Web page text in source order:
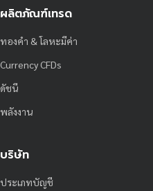
ผลิตภัณฑ์เทรด
ทองคำ & โลหะมีค่า
Currency CFDs
ดัชนี
พลังงาน
บริษัท
ประเภทบัญชี